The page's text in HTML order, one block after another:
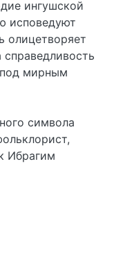
ингушской
исповедуют
олицетворяет
мирным
символа
Ибрагим